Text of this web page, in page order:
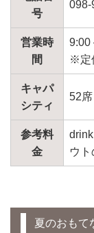
号
098-
営業時
間
9:00
※定
キャパ
シティ
52席
参考料
金
ウ
夏のおも